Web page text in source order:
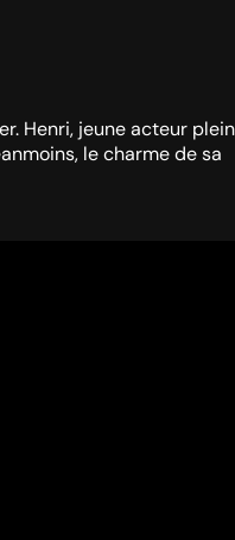
Henri, jeune acteur plein
le charme de sa